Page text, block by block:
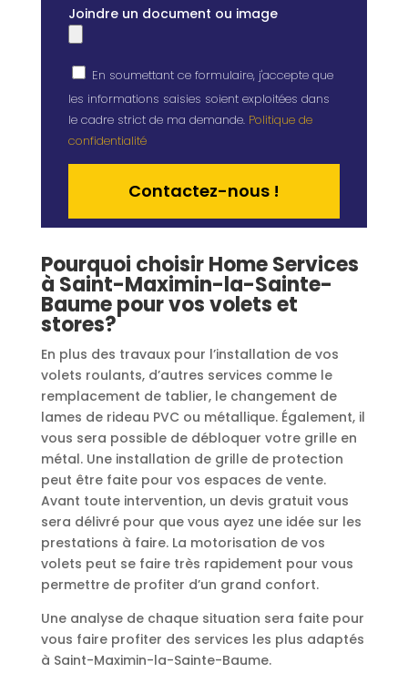
Joindre un document ou image
En soumettant ce formulaire, j'accepte que
les informations saisies soient exploitées dans
le cadre strict de ma demande. Politique de
confidentialité
Pourquoi choisir Home Services
à Saint-Maximin-la-Sainte-
Baume pour vos volets et
stores?
En plus des travaux pour l’installation de vos
volets roulants, d’autres services comme le
remplacement de tablier, le changement de
lames de rideau PVC ou métallique. Également, il
vous sera possible de débloquer votre grille en
métal. Une installation de grille de protection
peut être faite pour vos espaces de vente.
Avant toute intervention, un devis gratuit vous
sera délivré pour que vous ayez une idée sur les
prestations à faire. La motorisation de vos
volets peut se faire très rapidement pour vous
permettre de profiter d’un grand confort.
Une analyse de chaque situation sera faite pour
vous faire profiter des services les plus adaptés
à Saint-Maximin-la-Sainte-Baume.